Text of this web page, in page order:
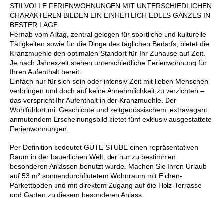
STILVOLLE FERIENWOHNUNGEN MIT UNTERSCHIEDLICHEN
CHARAKTEREN BILDEN EIN EINHEITLICH EDLES GANZES IN
BESTER LAGE.
Fernab vom Alltag, zentral gelegen für sportliche und kulturelle
Tätigkeiten sowie für die Dinge des täglichen Bedarfs, bietet die
Kranzmuehle den optimalen Standort für Ihr Zuhause auf Zeit.
Je nach Jahreszeit stehen unterschiedliche Ferienwohnung für
Ihren Aufenthalt bereit.
Einfach nur für sich sein oder intensiv Zeit mit lieben Menschen
verbringen und doch auf keine Annehmlichkeit zu verzichten –
das verspricht Ihr Aufenthalt in der Kranzmuehle. Der
Wohlfühlort mit Geschichte und zeitgenössischem, extravagant
anmutendem Erscheinungsbild bietet fünf exklusiv ausgestattete
Ferienwohnungen.
Per Definition bedeutet GUTE STUBE einen repräsentativen
Raum in der bäuerlichen Welt, der nur zu bestimmen
besonderen Anlässen benutzt wurde. Machen Sie Ihren Urlaub
auf 53 m² sonnendurchflutetem Wohnraum mit Eichen-
Parkettboden und mit direktem Zugang auf die Holz-Terrasse
und Garten zu diesem besonderen Anlass.